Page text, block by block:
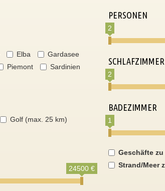
Elba
Gardasee
Piemont
Sardinien
Golf (max. 25 km)
24500 €
PERSONEN
2
SCHLAFZIMMER
2
BADEZIMMER
1
Geschäfte
Strand/Meer